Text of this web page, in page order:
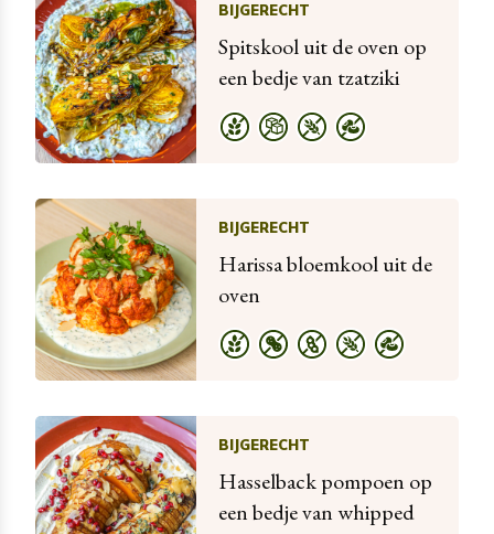
BIJGERECHT
Spitskool uit de oven op
een bedje van tzatziki
BIJGERECHT
Harissa bloemkool uit de
oven
BIJGERECHT
Hasselback pompoen op
een bedje van whipped